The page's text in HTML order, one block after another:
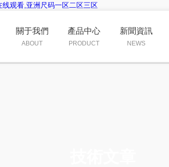
观看,亚洲尺码一区二区三区
關于我們
ABOUT
產品中心
PRODUCT
新聞資訊
NEWS